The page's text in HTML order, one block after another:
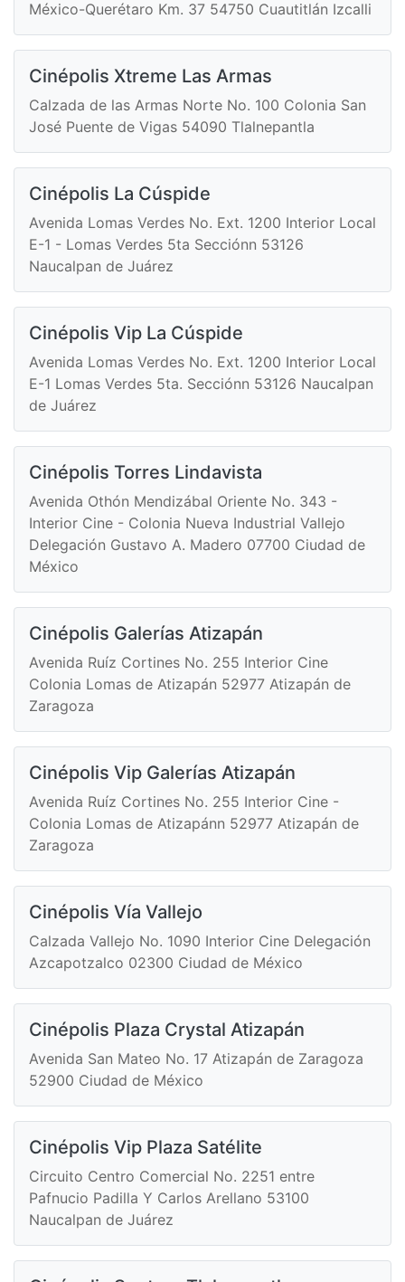
México-Querétaro Km. 37 54750 Cuautitlán Izcalli
Cinépolis Xtreme Las Armas
Calzada de las Armas Norte No. 100 Colonia San
José Puente de Vigas 54090 Tlalnepantla
Cinépolis La Cúspide
Avenida Lomas Verdes No. Ext. 1200 Interior Local
E-1 - Lomas Verdes 5ta Secciónn 53126
Naucalpan de Juárez
Cinépolis Vip La Cúspide
Avenida Lomas Verdes No. Ext. 1200 Interior Local
E-1 Lomas Verdes 5ta. Secciónn 53126 Naucalpan
de Juárez
Cinépolis Torres Lindavista
Avenida Othón Mendizábal Oriente No. 343 -
Interior Cine - Colonia Nueva Industrial Vallejo
Delegación Gustavo A. Madero 07700 Ciudad de
México
Cinépolis Galerías Atizapán
Avenida Ruíz Cortines No. 255 Interior Cine
Colonia Lomas de Atizapán 52977 Atizapán de
Zaragoza
Cinépolis Vip Galerías Atizapán
Avenida Ruíz Cortines No. 255 Interior Cine -
Colonia Lomas de Atizapánn 52977 Atizapán de
Zaragoza
Cinépolis Vía Vallejo
Calzada Vallejo No. 1090 Interior Cine Delegación
Azcapotzalco 02300 Ciudad de México
Cinépolis Plaza Crystal Atizapán
Avenida San Mateo No. 17 Atizapán de Zaragoza
52900 Ciudad de México
Cinépolis Vip Plaza Satélite
Circuito Centro Comercial No. 2251 entre
Pafnucio Padilla Y Carlos Arellano 53100
Naucalpan de Juárez